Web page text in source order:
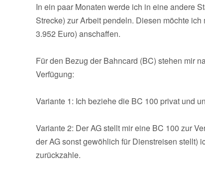
In ein paar Monaten werde ich in eine andere
Strecke) zur Arbeit pendeln. Diesen möchte
3.952 Euro) anschaffen.
Für den Bezug der Bahncard (BC) stehen mir
Verfügung:
Variante 1: Ich beziehe die BC 100 privat und
Variante 2: Der AG stellt mir eine BC 100 zur
der AG sonst gewöhlich für Dienstreisen stellt)
zurückzahle.